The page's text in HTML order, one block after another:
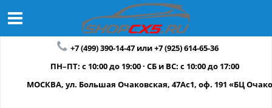
+7 (499) 390-14-47 или +7 (925) 614-65-36
ПН–ПТ: с 10:00 до 19:00 · СБ и ВС: с 10:00 до 17:00
МОСКВА, ул. Большая Очаковская, 47Ас1, оф. 191 «БЦ